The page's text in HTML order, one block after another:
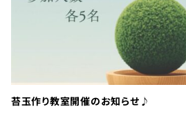
苔玉作り教室開催のお知らせ♪